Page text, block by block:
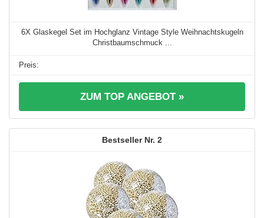
6X Glaskegel Set im Hochglanz Vintage Style Weihnachtskugeln
Christbaumschmuck ...
ZUM TOP ANGEBOT »
2